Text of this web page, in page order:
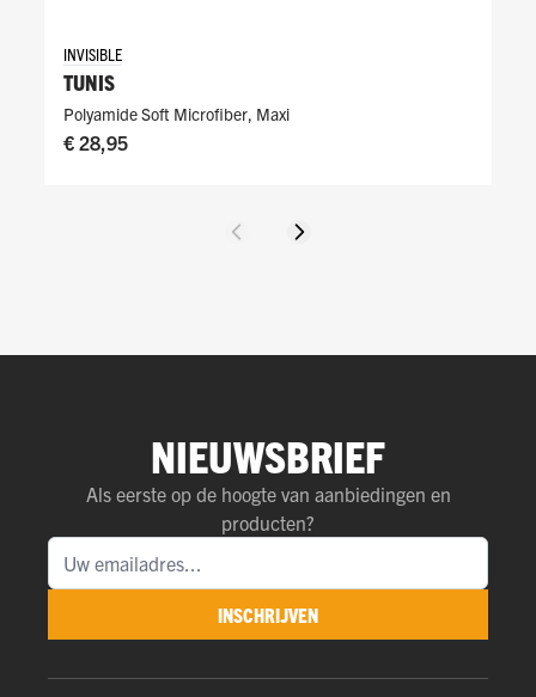
INVISIBLE
TUNIS
Polyamide Soft Microfiber, Maxi
€ 28,95
Vorige Volgende
NIEUWSBRIEF
Als eerste op de hoogte van aanbiedingen en
producten?
INSCHRIJVEN